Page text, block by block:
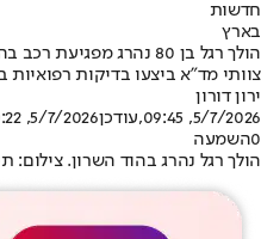
חדשות
בארץ
הולך רגל בן 80 נהרג מפגיעת רכב בהוד השרון
צוותי מד"א ביצעו בדיקות
ירון דורון
5/7/2026, 09:45
,עודכן5/7/2026, 10:22
0השמעה
הולך רגל נהרג בהוד השרון. צילום: